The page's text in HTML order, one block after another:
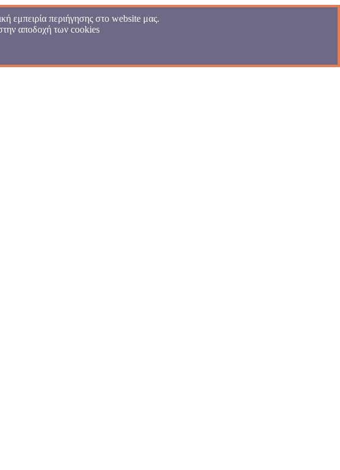
εμπειρία περιήγησης στο website μας.
αποδοχή των cookies